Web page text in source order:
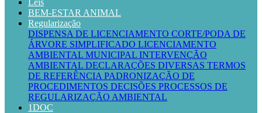
Leis
BEM-ESTAR ANIMAL
Regularização
DISPENSA DE LICENCIAMENTO CORTE/PODA DE
ÁRVORE SIMPLIFICADO LICENCIAMENTO
AMBIENTAL MUNICIPAL INTERVENÇÃO
AMBIENTAL DECLARAÇÕES DIVERSAS TERMOS
DE REFERÊNCIA PADRONIZAÇÃO DE
PROCEDIMENTOS DECISÕES PROCESSOS DE
REGULARIZAÇÃO AMBIENTAL
1DOC